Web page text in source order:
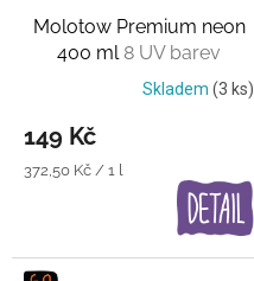
Molotow Premium neon
400 ml 8 UV barev
Skladem (3 ks)
149 Kč
Měrná
372,50 Kč / 1 l